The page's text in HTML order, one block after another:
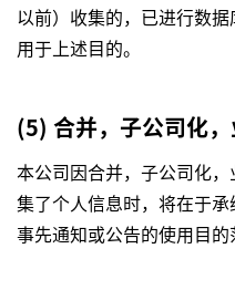
以前）收集的，已进行数
用于上述目的。
(5) 合并，子公司化
本公司因合并，子公司化
集了个人信息时，将在于
事先通知或公告的使用目的